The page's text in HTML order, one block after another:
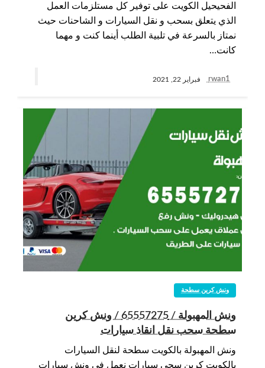
الفحيحيل الكويت على توفير كل مستلزمات العمل
الذي يتعلق بسحب و نقل السيارات و الشاحنات حيث
نمتاز بالسرعة في تلبية الطلب أينما كنت و مهما
كانت…
rwan1 فبراير 22, 2021
ونش كرين سطحة
ونش المهبولة / 65557275 / ونش كرين
سطحة سحب نقل انقاذ سيارات
ونش المهبولة بالكويت سطحة لنقل السيارات
بالكويت كرين سحي سيارات نعمل في ونش سيارات